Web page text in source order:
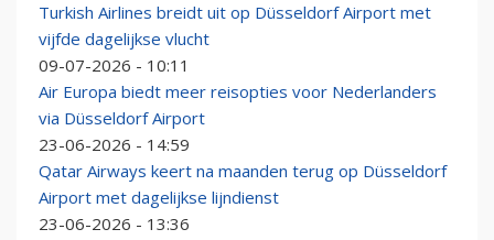
Turkish Airlines breidt uit op Düsseldorf Airport met
vijfde dagelijkse vlucht
09-07-2026 - 10:11
Air Europa biedt meer reisopties voor Nederlanders
via Düsseldorf Airport
23-06-2026 - 14:59
Qatar Airways keert na maanden terug op Düsseldorf
Airport met dagelijkse lijndienst
23-06-2026 - 13:36